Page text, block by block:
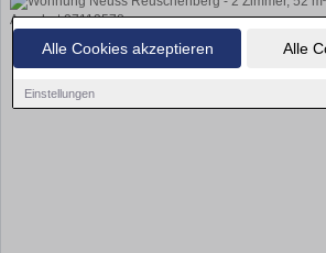
Alle Cookies akzeptieren Alle
Einstellungen